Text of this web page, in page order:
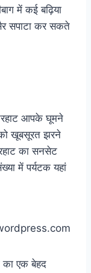
में कई बढ़िया
सपाटा कर सकते
आपके घूमने
खूबसूरत झरने
का सनसेट
में पर्यटक यहां
का एक बेहद